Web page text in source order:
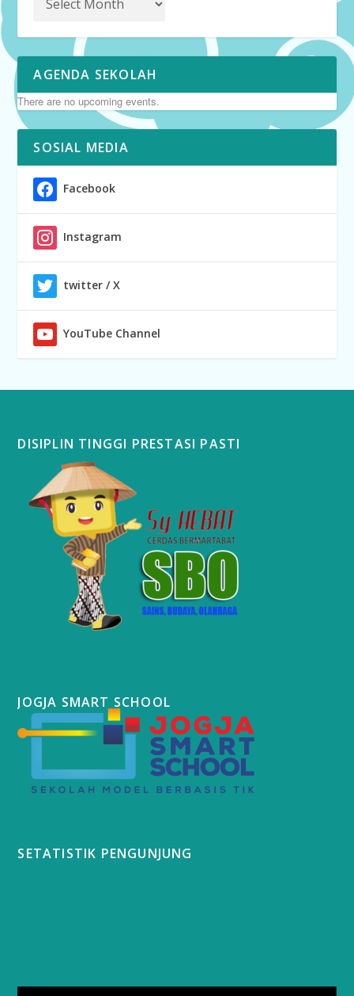
AGENDA SEKOLAH
There are no upcoming events.
SOSIAL MEDIA
Facebook
Instagram
twitter / X
YouTube Channel
DISIPLIN TINGGI PRESTASI PASTI
JOGJA SMART SCHOOL
SETATISTIK PENGUNJUNG